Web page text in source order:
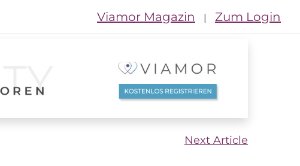
Viamor Magazin | Zum Login
Next Article